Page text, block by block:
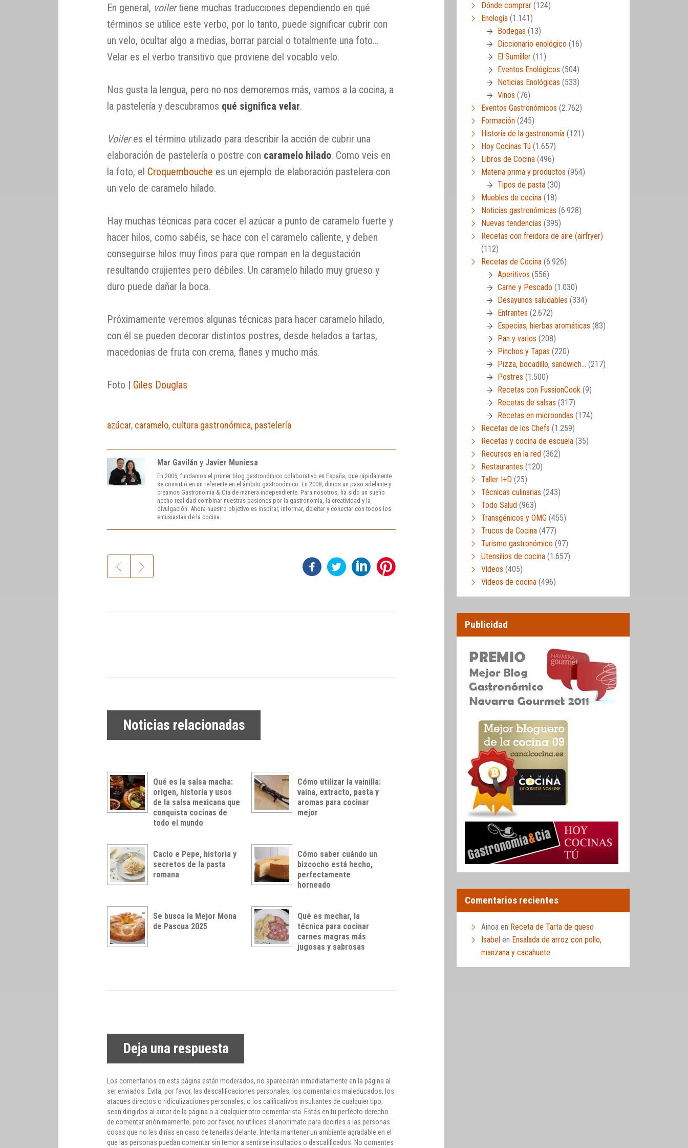
En general, voilertiene muchas traducciones dependiendo en qué
términos se utilice este verbo, por lo tanto, puede significar cubrir con
un velo, ocultar algo a medias, borrar parcial o totalmente una foto…
Velar es el verbo transitivo que proviene del vocablo velo.
Nos gusta la lengua, pero no nos demoremos más, vamos a la cocina, a
la pastelería y descubramos qué significa velar.
Voileres el término utilizado para describir la acción de cubrir una
elaboración de pastelería o postre con caramelo hilado. Como veis en
la foto, el Croquembouche es un ejemplo de elaboración pastelera con
un velo de caramelo hilado.
Hay muchas técnicas para cocer el azúcar a punto de caramelo fuerte y
hacer hilos, como sabéis, se hace con el caramelo caliente, y deben
conseguirse hilos muy finos para que rompan en la degustación
resultando crujientes pero débiles. Un caramelo hilado muy grueso y
duro puede dañar la boca.
Próximamente veremos algunas técnicas para hacer caramelo hilado,
con él se pueden decorar distintos postres, desde helados a tartas,
macedonias de fruta con crema, flanes y mucho más.
Foto | Giles Douglas
azúcar, caramelo, cultura gastronómica, pastelería
Mar Gavilán y Javier Muniesa
En 2005, fundamos el primer blog gastronómico colaborativo en España, que rápidamente
se convirtió en un referente en el ámbito gastronómico. En 2008, dimos un paso adelante y
creamos Gastronomía & Cía de manera independiente. Para nosotros, ha sido un sueño
hecho realidad combinar nuestras pasiones por la gastronomía, la creatividad y la
divulgación. Ahora nuestro objetivo es inspirar, informar, deleitar y conectar con todos los
entusiastas de la cocina.
Noticias relacionadas
Qué es la salsa macha:
origen, historia y usos
de la salsa mexicana que
conquista cocinas de
todo el mundo
Cómo utilizar la vainilla:
vaina, extracto, pasta y
aromas para cocinar
mejor
Cacio e Pepe, historia y
secretos de la pasta
romana
Cómo saber cuándo un
bizcocho está hecho,
perfectamente
horneado
Se busca la Mejor Mona
de Pascua 2025
Qué es mechar, la
técnica para cocinar
carnes magras más
jugosas y sabrosas
Deja una respuesta
Los comentarios en esta página están moderados, no aparecerán inmediatamente en la página al
ser enviados. Evita, por favor, las descalificaciones personales, los comentarios maleducados, los
ataques directos o ridiculizaciones personales, o los calificativos insultantes de cualquier tipo,
sean dirigidos al autor de la página o a cualquier otro comentarista. Estás en tu perfecto derecho
de comentar anónimamente, pero por favor, no utilices el anonimato para decirles a las personas
cosas que no les dirías en caso de tenerlas delante. Intenta mantener un ambiente agradable en el
que las personas puedan comentar sin temor a sentirse insultados o descalificados. No comentes
Dónde comprar (124)
Enología (1.141)
Bodegas (13)
Diccionario enológico (16)
El Sumiller (11)
Eventos Enológicos (504)
Noticias Enológicas (533)
Vinos (76)
Eventos Gastronómicos (2.762)
Formación (245)
Historia de la gastronomía (121)
Hoy Cocinas Tú (1.657)
Libros de Cocina (496)
Materia prima y productos (954)
Tipos de pasta (30)
Muebles de cocina (18)
Noticias gastronómicas (6.928)
Nuevas tendencias (395)
Recetas con freidora de aire (airfryer)
(112)
Recetas de Cocina (6.926)
Aperitivos (556)
Carne y Pescado (1.030)
Desayunos saludables (334)
Entrantes (2.672)
Especias, hierbas aromáticas (83)
Pan y varios (208)
Pinchos y Tapas (220)
Pizza, bocadillo, sandwich… (217)
Postres (1.500)
Recetas con FussionCook (9)
Recetas de salsas (317)
Recetas en microondas (174)
Recetas de los Chefs (1.259)
Recetas y cocina de escuela (35)
Recursos en la red (362)
Restaurantes (120)
Taller I+D (25)
Técnicas culinarias (243)
Todo Salud (963)
Transgénicos y OMG (455)
Trucos de Cocina (477)
Turismo gastronómico (97)
Utensilios de cocina (1.657)
Vídeos (405)
Vídeos de cocina (496)
Publicidad
Comentarios recientes
Ainoa en Receta de Tarta de queso
Isabel en Ensalada de arroz con pollo,
manzana y cacahuete